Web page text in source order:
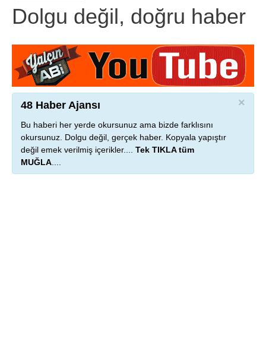
Dolgu değil, doğru haber
×
48 Haber Ajansı
Bu haberi her yerde okursunuz ama bizde farklısını
okursunuz. Dolgu değil, gerçek haber. Kopyala yapıştır
değil emek verilmiş içerikler.... Tek TIKLA tüm
MUĞLA....